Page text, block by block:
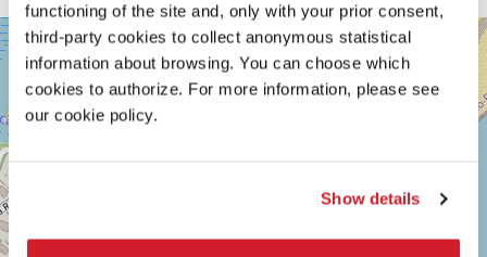
functioning of the site and, only with your prior consent,
third-party cookies to collect anonymous statistical
information about browsing. You can choose which
cookies to authorize. For more information, please see
our cookie policy.
Show details
SALA
CASINÒ
LUNGOMARE
MARCONI
30126
LIDO
DI
VENEZIA
TEL.
0415218711
info@labiennale.org